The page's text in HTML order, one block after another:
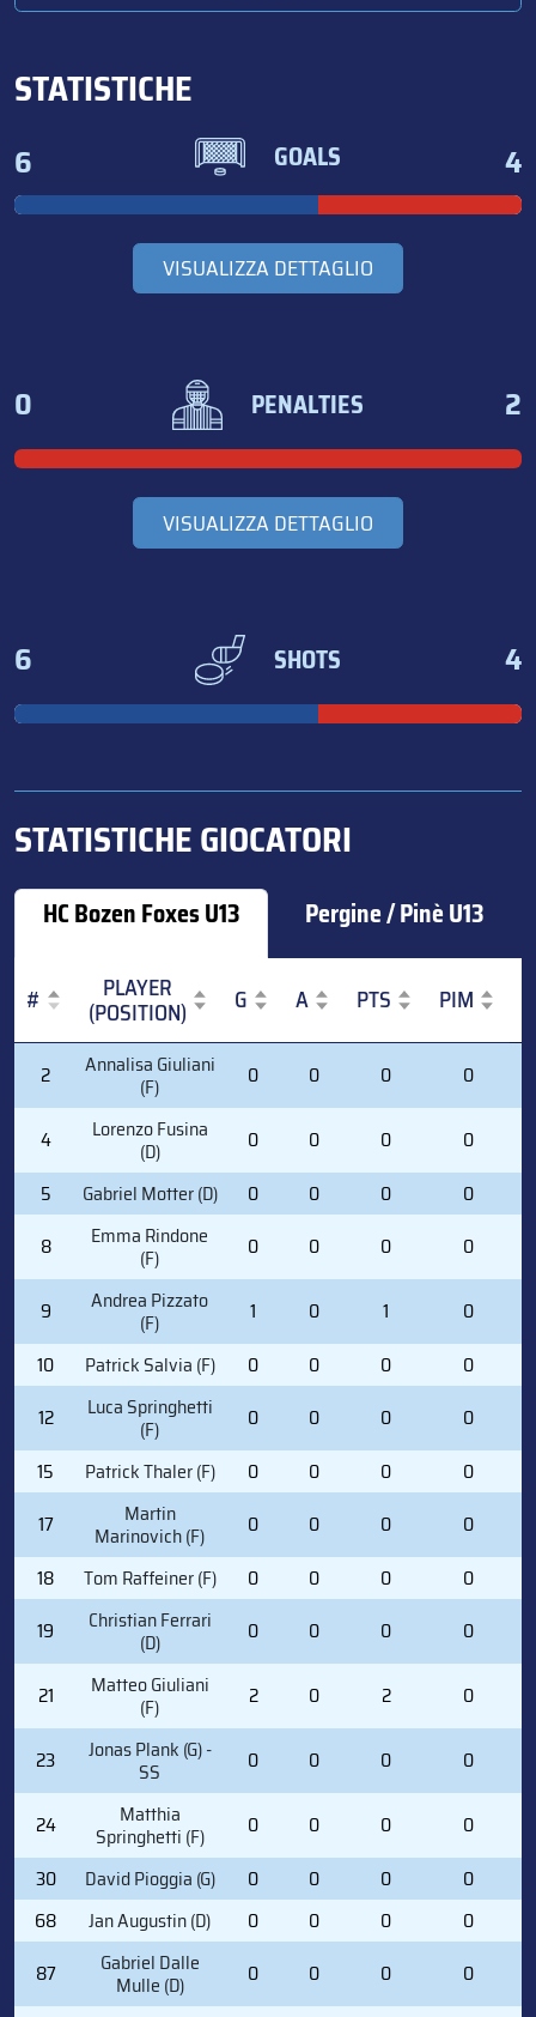
STATISTICHE
6 GOALS 4
VISUALIZZA DETTAGLIO
0 PENALTIES 2
VISUALIZZA DETTAGLIO
6 SHOTS 4
STATISTICHE GIOCATORI
HC Bozen Foxes U13 Pergine / Pinè U13
# PLAYER
(POSITION) G A PTS
PIM
PLAYER
(POSITION)
2 Annalisa Giuliani
(F) 0 0 0 0
4 Lorenzo Fusina
(D) 0 0 0
0
5
Gabriel Motter (D) 0 0 0
0
8
Emma Rindone
(F) 0 0 0 0
9 Andrea Pizzato
(F) 1 0 1
0
10
Patrick Salvia (F) 0 0 0
0
12
Luca Springhetti
(F) 0 0 0
0
15
Patrick Thaler (F) 0 0 0
0
17
Martin
Marinovich (F) 0 0 0
0
18
Tom Raffeiner (F) 0 0 0
0
19
Christian Ferrari
(D) 0 0 0 0
21 Matteo Giuliani
(F) 2 0 2 0
23 Jonas Plank (G) -
SS 0 0 0 0
24 Matthia
Springhetti (F) 0 0 0
0
30
David Pioggia (G) 0 0 0
0
68
Jan Augustin (D) 0 0 0
0
87
Gabriel Dalle
Mulle (D) 0 0 0
0